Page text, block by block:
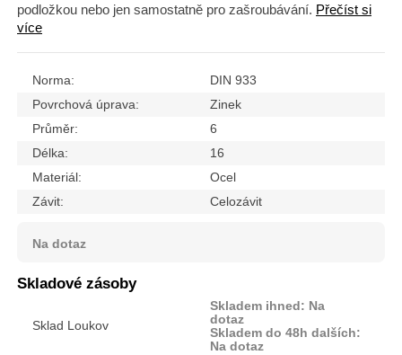
podložkou nebo jen samostatně pro zašroubávání. Přečíst si
více
Norma:
DIN 933
Povrchová úprava:
Zinek
Průměr:
6
Délka:
16
Materiál:
Ocel
Závit:
Celozávit
Na dotaz
Skladové zásoby
Sklad Loukov
Skladem ihned: Na
dotaz
Skladem do 48h dalších:
Na dotaz